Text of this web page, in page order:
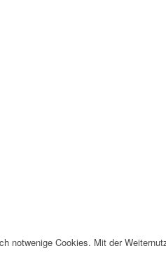
notwenige Cookies. Mit der